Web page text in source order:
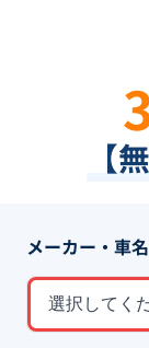
【
メーカー・車名
選択してく